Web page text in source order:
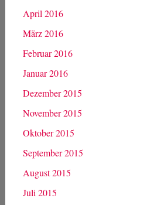
April 2016
März 2016
Februar 2016
Januar 2016
Dezember 2015
November 2015
Oktober 2015
September 2015
August 2015
Juli 2015